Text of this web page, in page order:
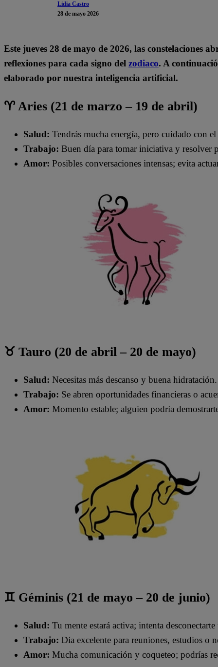
Lidia Castro
28 de mayo 2026
Este jueves 28 de mayo de 2026, las constelaciones
reflexiones para cada signo del zodiaco. A
elaborado por nuestra inteligencia artificial.
♈ Aries (21 de marzo – 19 de abril)
Salud: Tendrás mucha energía, pero cuidado con
Trabajo: Buen día para tomar iniciativa y resolver
Amor: Posibles conversaciones intensas; evita
♉ Tauro (20 de abril – 20 de mayo)
Salud: Necesitas más descanso y buena hidratación.
Trabajo: Se abren oportunidades financieras o
Amor: Momento estable; alguien podría
♊ Géminis (21 de mayo – 20 de junio)
Salud: Tu mente estará activa; intenta
Trabajo: Día excelente para reuniones, estudios o
Amor: Mucha comunicación y coqueteo; podrías